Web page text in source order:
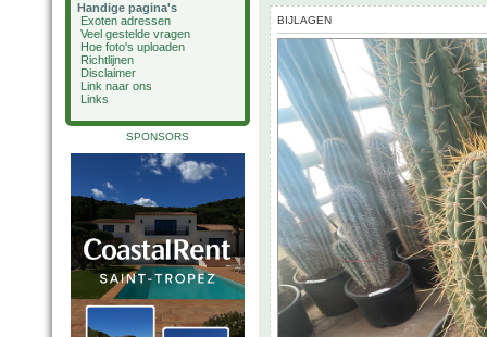
Handige pagina's
Exoten adressen
Veel gestelde vragen
Hoe foto's uploaden
Richtlijnen
Disclaimer
Link naar ons
Links
SPONSORS
BIJLAGEN